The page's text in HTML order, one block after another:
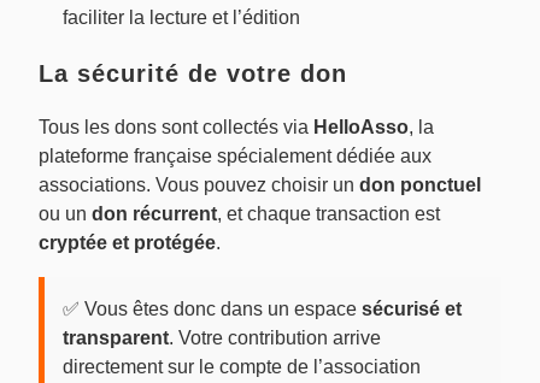
faciliter la lecture et l’édition
La sécurité de votre don
Tous les dons sont collectés via HelloAsso, la
plateforme française spécialement dédiée aux
associations. Vous pouvez choisir un don ponctuel
ou un don récurrent, et chaque transaction est
cryptée et protégée.
✅ Vous êtes donc dans un espace sécurisé et
transparent. Votre contribution arrive
directement sur le compte de l’association